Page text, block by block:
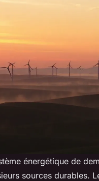
énergétique de
sources durables.